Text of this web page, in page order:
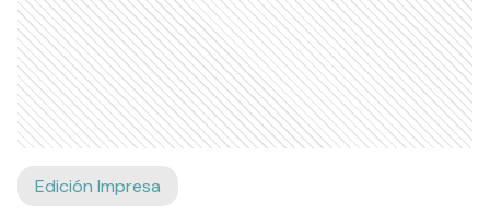
Edición Impresa